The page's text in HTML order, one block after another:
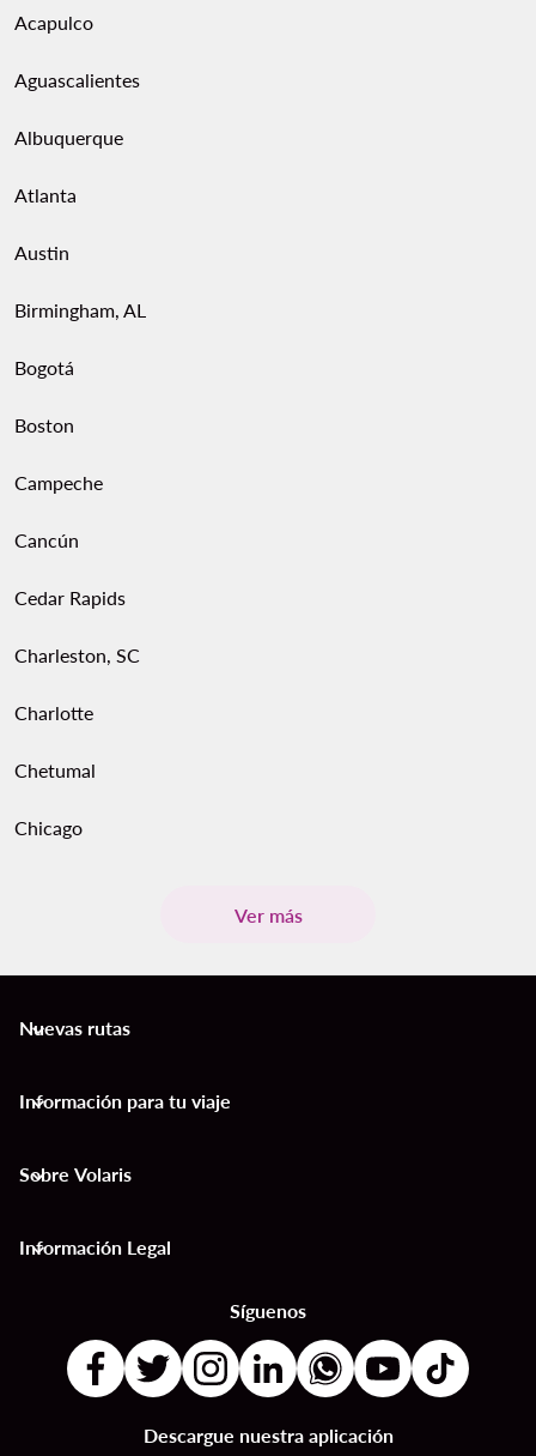
Acapulco
Aguascalientes
Albuquerque
Atlanta
Austin
Birmingham, AL
Bogotá
Boston
Campeche
Cancún
Cedar Rapids
Charleston, SC
Charlotte
Chetumal
Chicago
Ver más
Nuevas rutas
keyboard_arrow_down
Información para tu viaje
keyboard_arrow_down
Sobre Volaris
keyboard_arrow_down
Información Legal
keyboard_arrow_down
Síguenos
Descargue nuestra aplicación